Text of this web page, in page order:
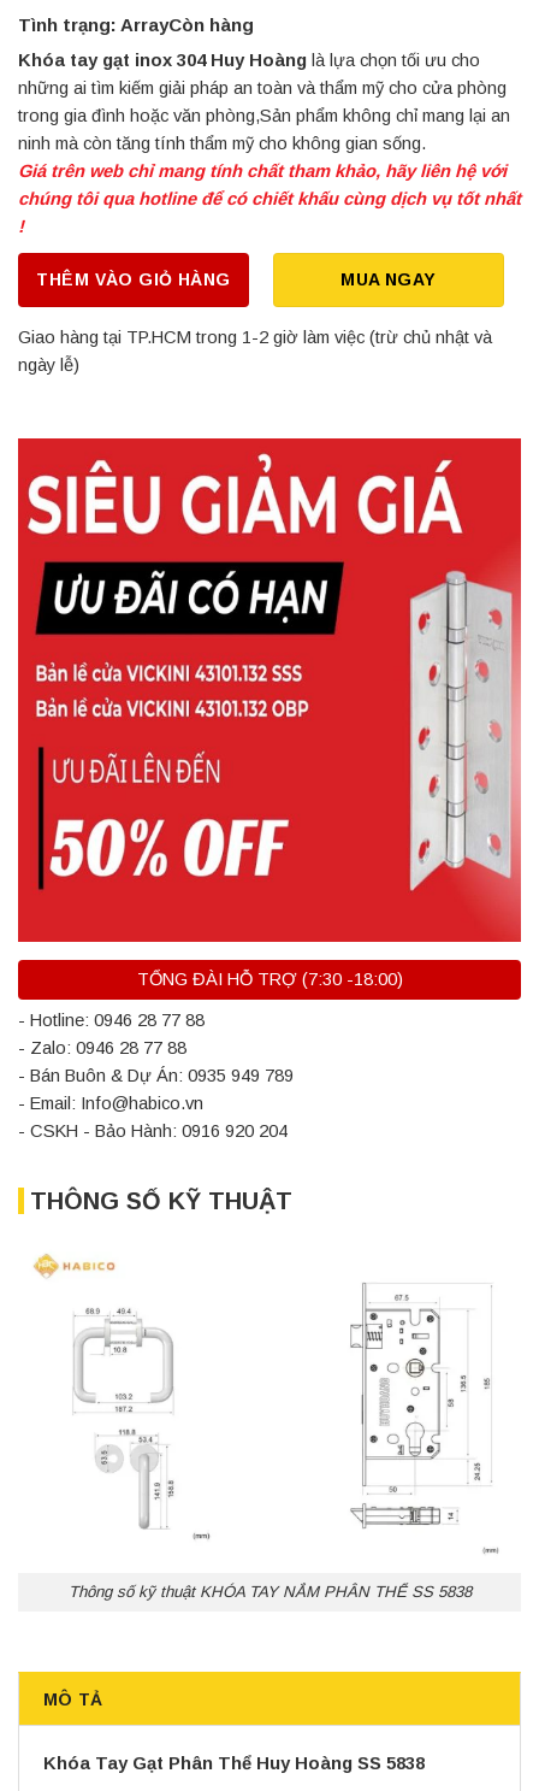
Tình trạng: ArrayCòn hàng
Khóa tay gạt inox 304 Huy Hoàng là lựa chọn tối ưu cho
những ai tìm kiếm giải pháp an toàn và thẩm mỹ cho cửa phòng
trong gia đình hoặc văn phòng,Sản phẩm không chỉ mang lại an
ninh mà còn tăng tính thẩm mỹ cho không gian sống.
Giá trên web chỉ mang tính chất tham khảo, hãy liên hệ với
chúng tôi qua hotline để có chiết khấu cùng dịch vụ tốt nhất
!
THÊM VÀO GIỎ HÀNG MUA NGAY
Giao hàng tại TP.HCM trong 1-2 giờ làm việc (trừ chủ nhật và
ngày lễ)
TỔNG ĐÀI HỖ TRỢ (7:30 -18:00)
- Hotline: 0946 28 77 88
- Zalo: 0946 28 77 88
- Bán Buôn & Dự Án: 0935 949 789
- Email: Info@habico.vn
- CSKH - Bảo Hành: 0916 920 204
THÔNG SỐ KỸ THUẬT
Thông số kỹ thuật KHÓA TAY NẮM PHÂN THỂ SS 5838
MÔ TẢ
Khóa Tay Gạt Phân Thể Huy Hoàng SS 5838